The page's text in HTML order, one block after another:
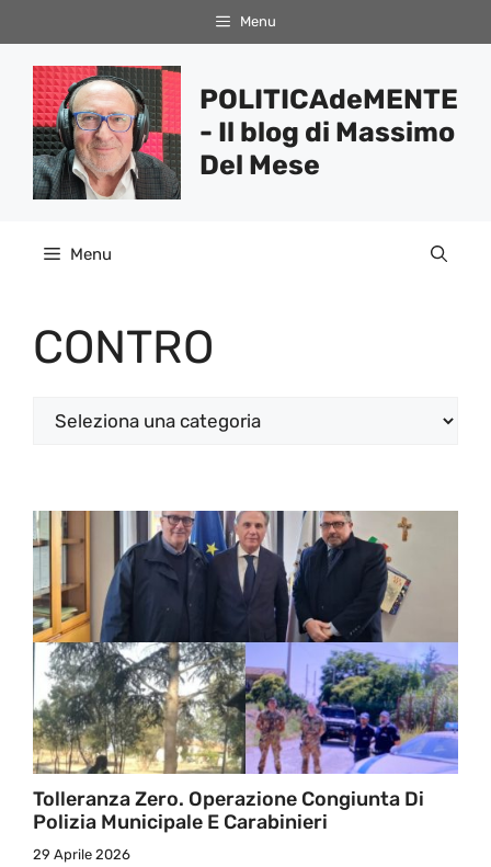
al
contenuto
Menu
POLITICAdeMENTE
- Il blog di Massimo
Del Mese
Menu
CONTRO
Categorie
Tolleranza Zero. Operazione Congiunta Di
Polizia Municipale E Carabinieri
29 Aprile 2026